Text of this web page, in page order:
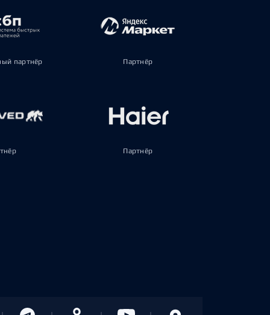
партнёр Партнёр
Партнёр